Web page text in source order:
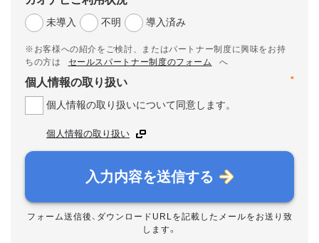
未導入
不明 導入済み
※お客様への紹介をご検討、またはパートナー制度に興味をお持
ちの方は
セールスパートナー制度のフォーム
へ
*
個人情報の取り扱い
個人情報の取り扱いについて同意します。
個人情報の取り扱い
入力内容を送信する
フォーム送信後、ダウンロードURLを記載したメールをお送り致
します。